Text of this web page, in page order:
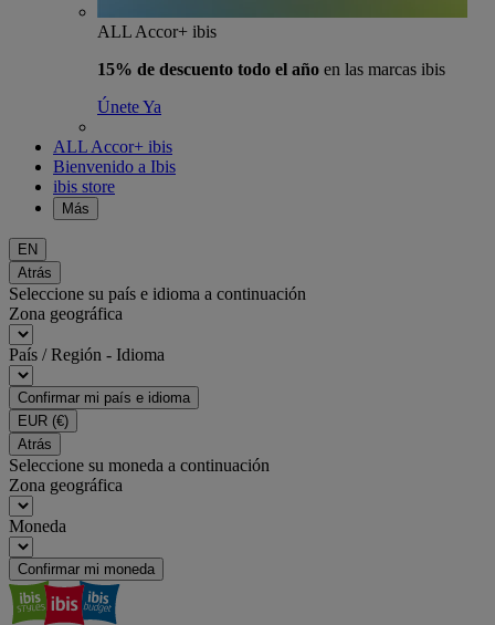
ALL Accor+ ibis
15% de descuento todo el año en las marcas ibis
Únete Ya
ALL Accor+ ibis
Bienvenido a Ibis
ibis store
Más
EN
Atrás
Seleccione su país e idioma a continuación
Zona geográfica
País / Región - Idioma
Confirmar mi país e idioma
EUR (€)
Atrás
Seleccione su moneda a continuación
Zona geográfica
Moneda
Confirmar mi moneda